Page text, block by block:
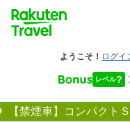
【禁煙車】コンパク